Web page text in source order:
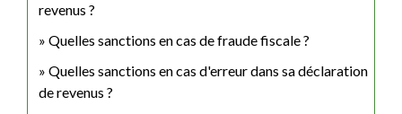
revenus ?
Quelles sanctions en cas de fraude fiscale ?
Quelles sanctions en cas d'erreur dans sa déclaration
de revenus ?